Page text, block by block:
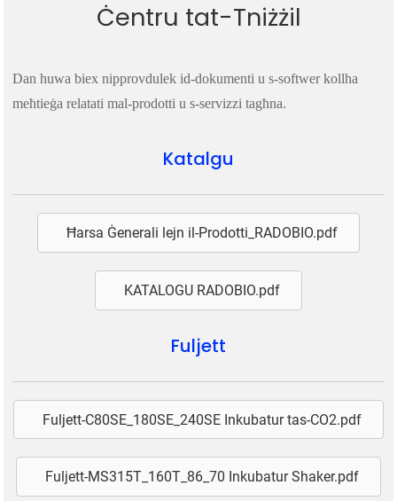
Ċentru tat-Tniżżil
Dan huwa biex nipprovdulek id-dokumenti u s-softwer kollha
meħtieġa relatati mal-prodotti u s-servizzi tagħna.
Katalgu
Ħarsa Ġenerali lejn il-Prodotti_RADOBIO.pdf
KATALOGU RADOBIO.pdf
Fuljett
Fuljett-C80SE_180SE_240SE Inkubatur tas-CO2.pdf
Fuljett-MS315T_160T_86_70 Inkubatur Shaker.pdf